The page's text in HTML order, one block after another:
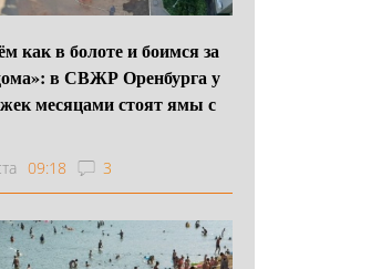
как в болоте и боимся за
в СВЖР Оренбурга у
месяцами стоят ямы с
09:18 3